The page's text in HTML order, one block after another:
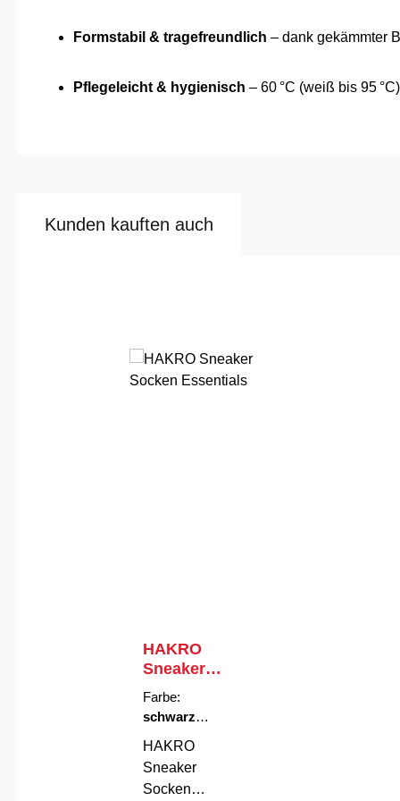
Formstabil & tragefreundlich – dank gekämmter
Pflegeleicht & hygienisch – 60 °C (weiß bis 95 °C)
Kunden kauften auch
HAKRO
Sneaker
Socken
Essentials
Farbe:
schwarz
HAKRO
Sneaker
Socken